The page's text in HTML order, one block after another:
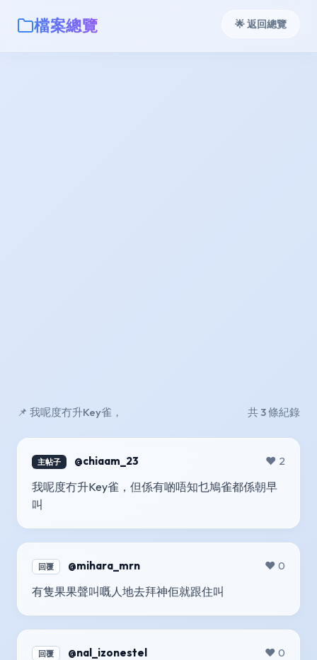
檔案總覽 🌟 返回總覽
📌 我呢度冇升Key雀， 共 3 條紀錄
主帖子 @chiaam_23 ❤️ 2
我呢度冇升Key雀，但係有啲唔知乜鳩雀都係朝早
叫
回覆 @mihara_mrn ❤️ 0
有隻果果聲叫嘅人地去拜神佢就跟住叫
回覆 @nal_izonestel ❤️ 0